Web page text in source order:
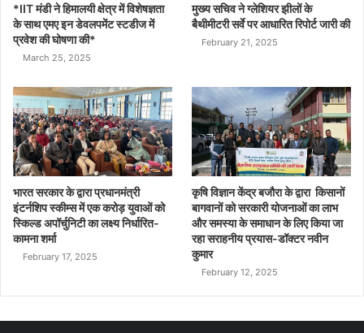
*IIT मंडी ने हिमालयी क्षेत्र में विशेषज्ञता
के साथ एमए इन डेवलपमेंट स्टडीज में
प्रवेश की घोषणा की*
March 25, 2025
मुख्य सचिव ने ग्लेशियर झीलों के
बैथीमीटरी सर्वे पर आधारित रिपोर्ट जारी की
February 21, 2025
भारत सरकार के द्वारा प्रधानमंत्री
इंटर्नशिप स्कीम्स में एक करोड़ युवाओं को
स्किल्ड अपॉर्चुनिटी का लक्ष्य निर्धारित-
कामना शर्मा
February 17, 2025
कृषि विज्ञान केंद्र बजौरा के द्वारा किसानों
बागवानों को सरकारी योजनाओं का लाभ
और समस्या के समाधान के लिए किया जा
रहा सराहनीय प्रयास-डॉक्टर नवीन
कुमार
February 12, 2025